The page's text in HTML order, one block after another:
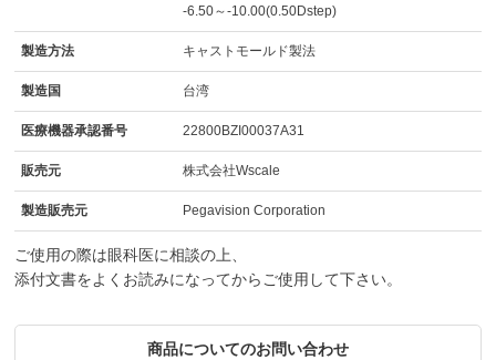
-6.50～-10.00(0.50Dstep)
製造方法 キャストモールド製法
製造国 台湾
医療機器承認番号 22800BZI00037A31
販売元 株式会社Wscale
製造販売元 Pegavision Corporation
ご使用の際は眼科医に相談の上、
添付文書をよくお読みになってからご使用して下さい。
商品についてのお問い合わせ